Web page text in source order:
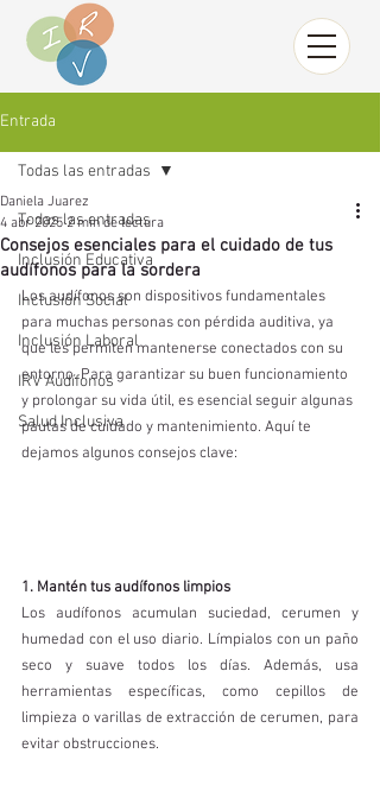
Entrada
Todas las entradas
Inclusión Educativa
Inclusión Social
Inclusión Laboral
IRV Audífonos
Salud Inclusiva
Todas las entradas
Consejos esenciales para el cuidado de tus
audífonos para la sordera
Daniela Juarez
4 abr 2025 2 min de lectura
Los audífonos son dispositivos fundamentales
para muchas personas con pérdida auditiva, ya
que les permiten mantenerse conectados con su
entorno. Para garantizar su buen funcionamiento
y prolongar su vida útil, es esencial seguir algunas
pautas de cuidado y mantenimiento. Aquí te
dejamos algunos consejos clave:
1. Mantén tus audífonos limpios
Los audífonos acumulan suciedad, cerumen y
humedad con el uso diario. Límpialos con un paño
seco y suave todos los días. Además, usa
herramientas específicas, como cepillos de
limpieza o varillas de extracción de cerumen, para
evitar obstrucciones.